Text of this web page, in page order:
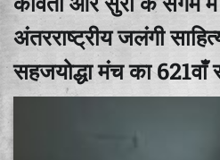
अंतरराष्ट्रीय जलंगी
सहजयोद्धा मंच का 621वाँ